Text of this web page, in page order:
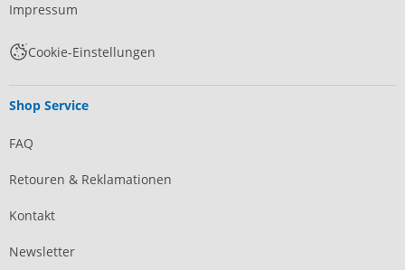
Impressum
Cookie-Einstellungen
Shop Service
FAQ
Retouren & Reklamationen
Kontakt
Newsletter